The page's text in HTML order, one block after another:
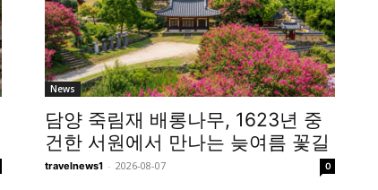
News
담양 죽림재 배롱나무, 1623년 중
건한 서원에서 만나는 늦여름 꽃길
travelnews1 - 2026-08-07 0